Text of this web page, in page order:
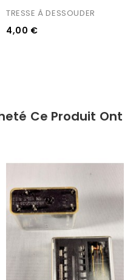
TRESSE À DESSOUDER
4,00 €
Ce Produit Ont